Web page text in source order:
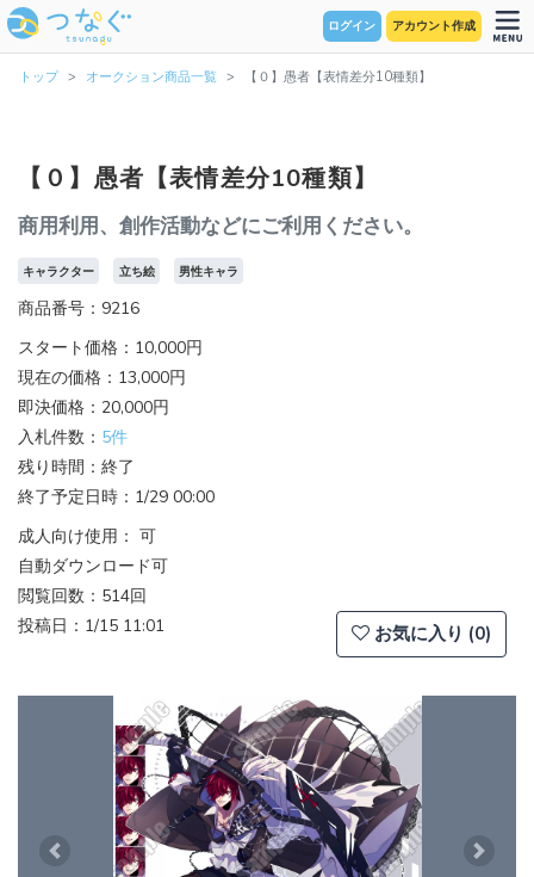
ログイン アカウント作成
トップ オークション商品一覧 【０】愚者【表情差分10種類】
【０】愚者【表情差分10種類】
商用利用、創作活動などにご利用ください。
キャラクター 立ち絵 男性キャラ
商品番号：9216
スタート価格：10,000円
現在の価格：13,000円
即決価格：20,000円
入札件数： 5件
残り時間：終了
終了予定日時：1/29 00:00
成人向け使用： 可
自動ダウンロード可
閲覧回数：514回
投稿日：1/15 11:01
お気に入り (0)
Previous Next